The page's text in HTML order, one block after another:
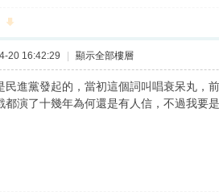
20 16:42:29 顯示全部樓層
民進黨發起的，當初這個詞叫唱衰呆丸，
都演了十幾年為何還是有人信，不過我要